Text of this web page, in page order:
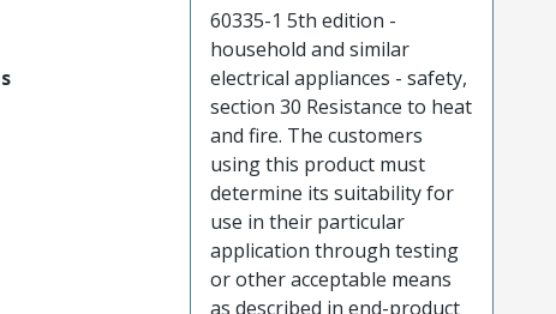
60335-1 5th edition -
household and similar
electrical appliances - safety,
section 30 Resistance to heat
and fire. The customers
using this product must
determine its suitability for
use in their particular
application through testing
or other acceptable means
as described in end-product